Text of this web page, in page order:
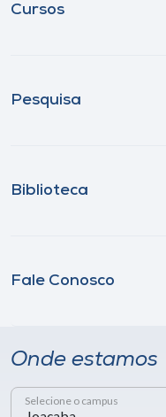
Cursos
Pesquisa
Biblioteca
Fale Conosco
Onde estamos
Selecione o campus